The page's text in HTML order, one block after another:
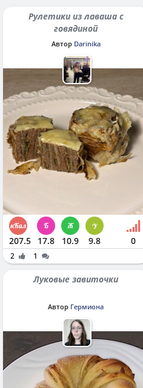
Рулетики из лаваша с
говядиной
Автор Darinika
207.5 17.8 10.9 9.8 0
2 1
Луковые завиточки
Автор Гермиона